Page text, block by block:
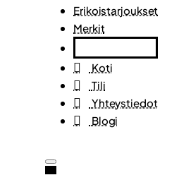
Erikoistarjoukset
Merkit
Koti
Tili
Yhteystiedot
Blogi